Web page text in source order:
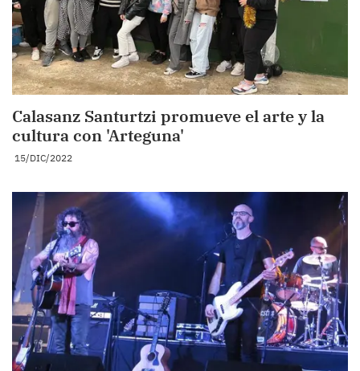
Calasanz Santurtzi promueve el arte y la
cultura con 'Arteguna'
15/DIC/2022